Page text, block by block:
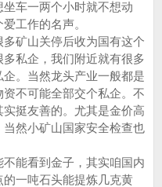
车一两个小时就不想动
工作的名声。
矿山关停后收为国有这个
私企，我们附近就有很多
。当然龙头产业一般都是
不可能全部交个私企。不
挺友善的。尤其是金价高
然小矿山国家安全检查也
能看到金子，其实咱国内
一吨石头能提炼几克黄